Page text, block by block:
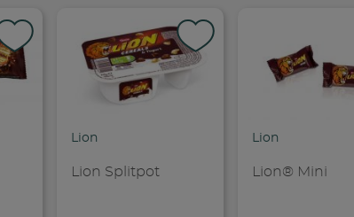
Lion
Lion Splitpot
Lion
Lion® Mini